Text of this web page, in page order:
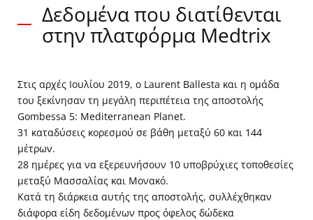
Δεδομένα που διατίθενται
στην πλατφόρμα Medtrix
Στις αρχές Ιουλίου 2019, ο Laurent Ballesta και η ομάδα
του ξεκίνησαν τη μεγάλη περιπέτεια της αποστολής
Gombessa 5: Mediterranean Planet.
31 καταδύσεις κορεσμού σε βάθη μεταξύ 60 και 144
μέτρων.
28 ημέρες για να εξερευνήσουν 10 υποβρύχιες τοποθεσίες
μεταξύ Μασσαλίας και Μονακό.
Κατά τη διάρκεια αυτής της αποστολής, συλλέχθηκαν
διάφορα είδη δεδομένων προς όφελος δώδεκα